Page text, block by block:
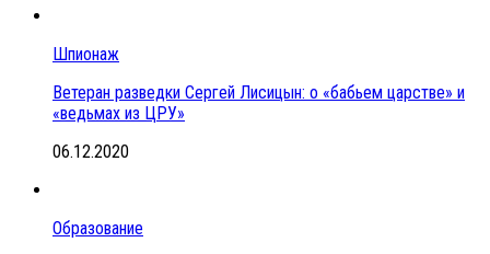
Шпионаж
Ветеран разведки Сергей Лисицын: о «бабьем царстве» и
«ведьмах из ЦРУ»
06.12.2020
Образование